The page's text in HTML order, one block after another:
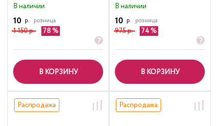
В наличии
10 р. розница
1 150 р. 78
В КОРЗИНУ
В наличии
10 р. розница
975 р. 74
В КОРЗИНУ
Распродажа Распродажа